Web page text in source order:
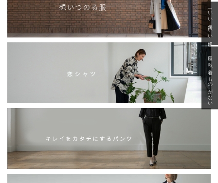
「いい年齢 いい洋服」
急に秋、着るものがない